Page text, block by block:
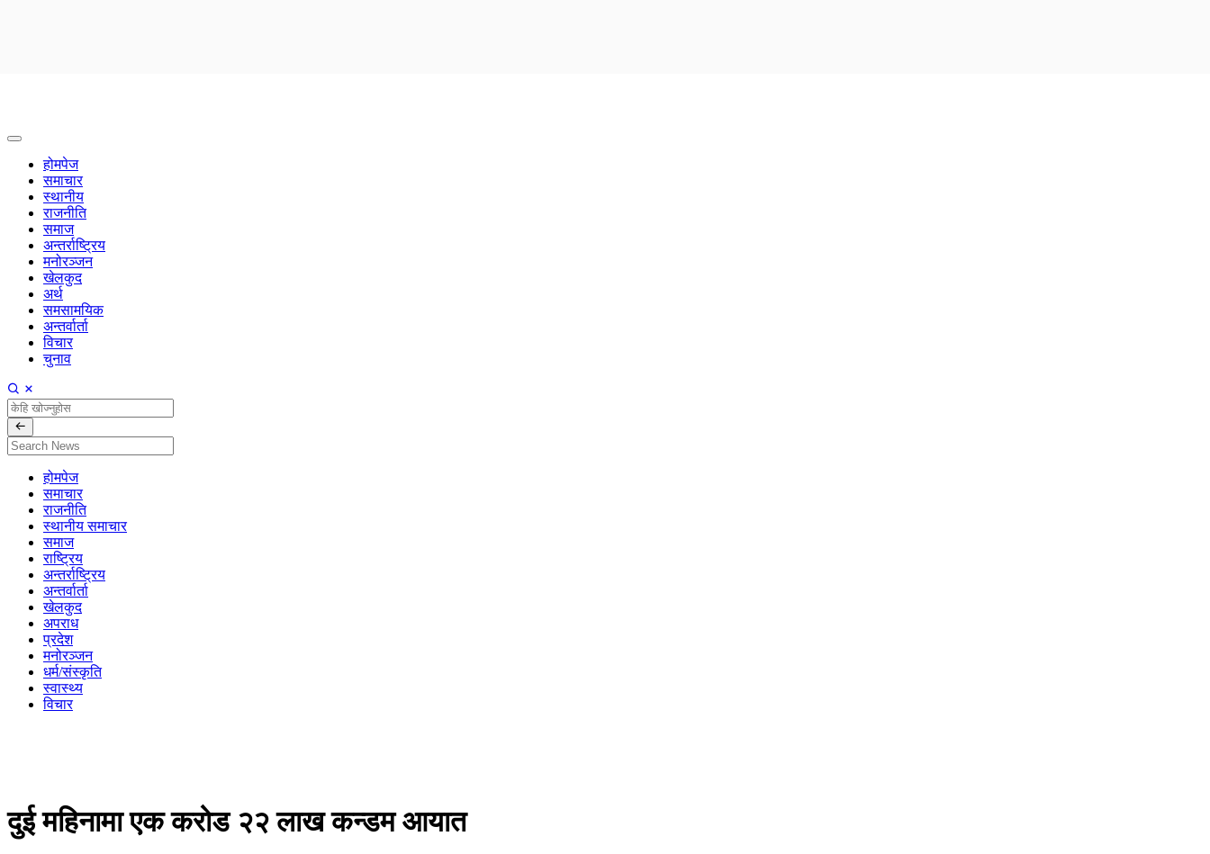
होमपेज
समाचार
स्थानीय
राजनीति
समाज
अन्तर्राष्ट्रिय
मनोरञ्जन
खेलकुद
अर्थ
समसामयिक
अन्तर्वार्ता
विचार
चुनाव
होमपेज
समाचार
राजनीति
स्थानीय समाचार
समाज
राष्ट्रिय
अन्तर्राष्ट्रिय
अन्तर्वार्ता
खेलकुद
अपराध
प्रदेश
मनोरञ्जन
धर्म/संस्कृति
स्वास्थ्य
विचार
दुई महिनामा एक करोड २२ लाख कन्डम आयात